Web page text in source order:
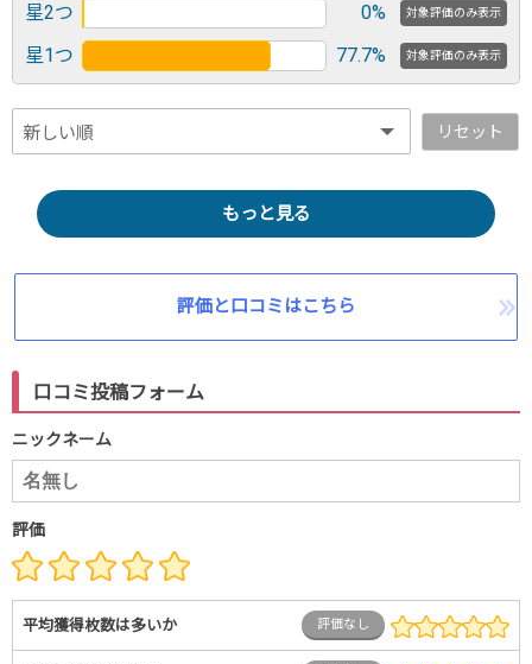
星2つ 0% 対象評価のみ表示
星1つ 77.7% 対象評価のみ表示
リセット
もっと見る
評価と口コミはこちら
口コミ投稿フォーム
ニックネーム
評価
平均獲得枚数は多いか 評価なし